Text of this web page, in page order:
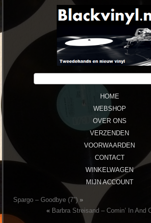
HOME
WEBSHOP
OVER ONS
VERZENDEN
VOORWAARDEN
CONTACT
WINKELWAGEN
MIJN ACCOUNT
Spargo ‎– Goodbye (7″) »
« Barbra Streisand ‎– Comin’ In And